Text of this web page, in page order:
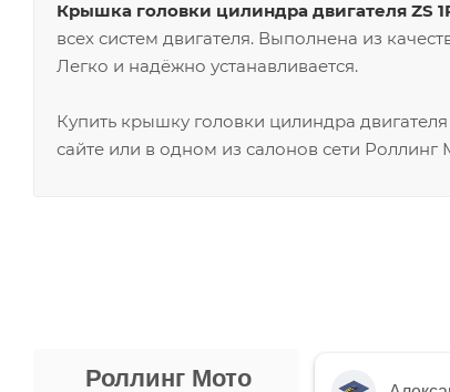
Крышка головки цилиндра двигателя ZS
всех систем двигателя. Выполнена из
Легко и надёжно устанавливается.
Купить крышку головки цилиндра
сайте или в одном из салонов сети Роллинг
Роллинг Мото